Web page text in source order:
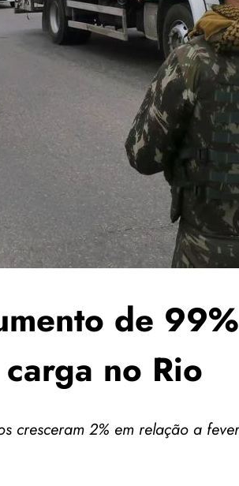
de
carga no Rio
cresceram 2% em relação a